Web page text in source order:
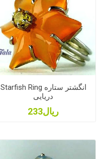
Starfish Ring انگشتر ستاره
دریایی
ریال233